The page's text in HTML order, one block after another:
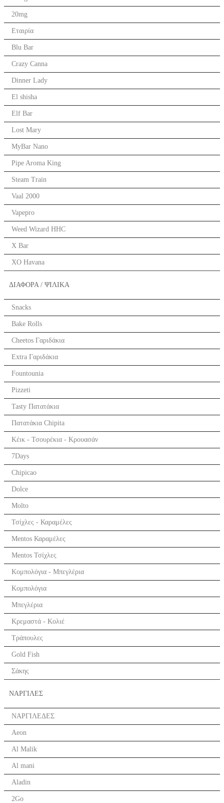
20mg
Εταιρία
Blu Bar
Crazy Canna
Dinner Lady
El shisha
Elf Bar
Lost Mary
MyBar Nano
Pipe Aroma King
Steam Train
Vaal 2000
Vapepro
Weed Wizard HHC
X Bar
XO Havana
ΔΙΑΦΟΡΑ / ΨΙΛΙΚΑ
Snacks
Bake Rolls
Cheetos Γαριδάκια
Extra Γαριδάκια
Fountounia
Pizzeti
Tasty Πατατάκια
Πατατάκια Chipita
Κέικ - Τσουρέκια - Κρουασάν
7Days
Chipicao
Dolce
Molto
Τσίχλες - Καραμέλες
Mentos Καραμέλες
Mentos Τσίχλες
Κομπολόγια - Μπεγλέρια
Κομπολόγια
Μπεγλέρια
Κρεμαστά - Κολιέ
Τράπουλες
Gold Fish
Σάκης
ΝΑΡΓΙΛΕΣ
ΝΑΡΓΙΛΕΔΕΣ
Aeon
Al Malik
Al mani
Aladin
2Go